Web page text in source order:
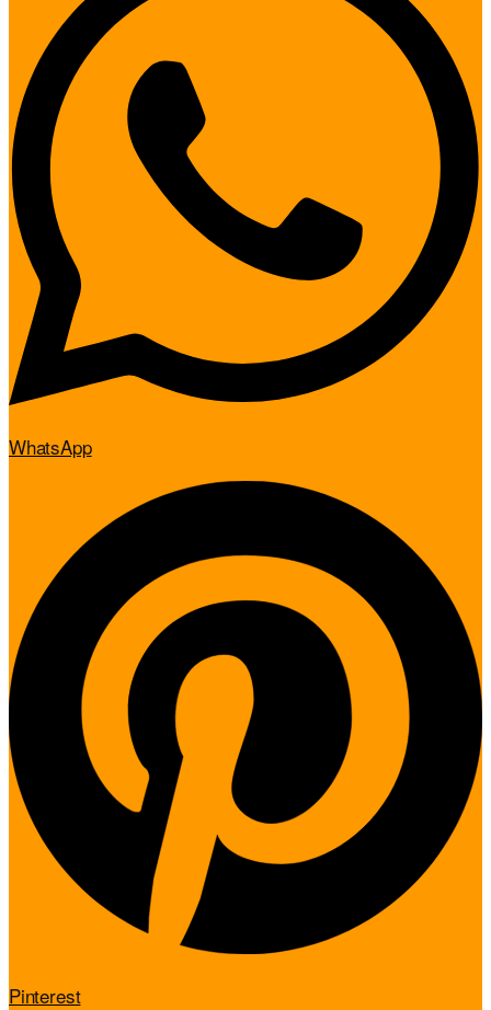
WhatsApp
Pinterest